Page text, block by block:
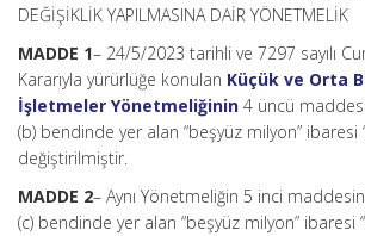
DEĞİŞİKLİK YAPILMASINA DAİR YÖNETMELİK
MADDE 1– 24/5/2023 tarihli ve 7297 sayılı
Kararıyla yürürlüğe konulan Küçük ve Orta
İşletmeler Yönetmeliğinin 4 üncü
(b) bendinde yer alan “beşyüz milyon” ibaresi
değiştirilmiştir.
MADDE 2– Aynı Yönetmeliğin 5 inci
(c) bendinde yer alan “beşyüz milyon” ibaresi